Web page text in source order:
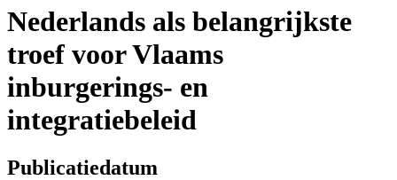
Nederlands als belangrijkste
troef voor Vlaams
inburgerings- en
integratiebeleid
Publicatiedatum